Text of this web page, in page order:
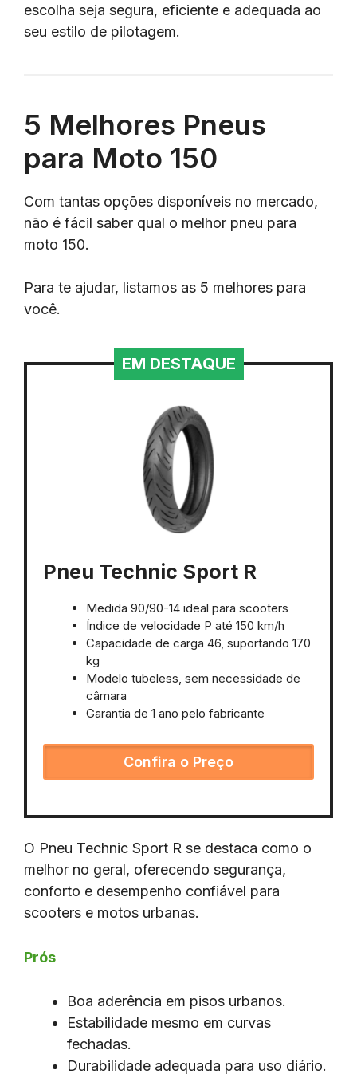
escolha seja segura, eficiente e adequada ao
seu estilo de pilotagem.
5 Melhores Pneus
para Moto 150
Com tantas opções disponíveis no mercado,
não é fácil saber qual o melhor pneu para
moto 150.
Para te ajudar, listamos as 5 melhores para
você.
EM DESTAQUE
Pneu Technic Sport R
Medida 90/90-14 ideal para scooters
Índice de velocidade P até 150 km/h
Capacidade de carga 46, suportando 170
kg
Modelo tubeless, sem necessidade de
câmara
Garantia de 1 ano pelo fabricante
Confira o Preço
O Pneu Technic Sport R se destaca como o
melhor no geral, oferecendo segurança,
conforto e desempenho confiável para
scooters e motos urbanas.
Prós
Boa aderência em pisos urbanos.
Estabilidade mesmo em curvas
fechadas.
Durabilidade adequada para uso diário.